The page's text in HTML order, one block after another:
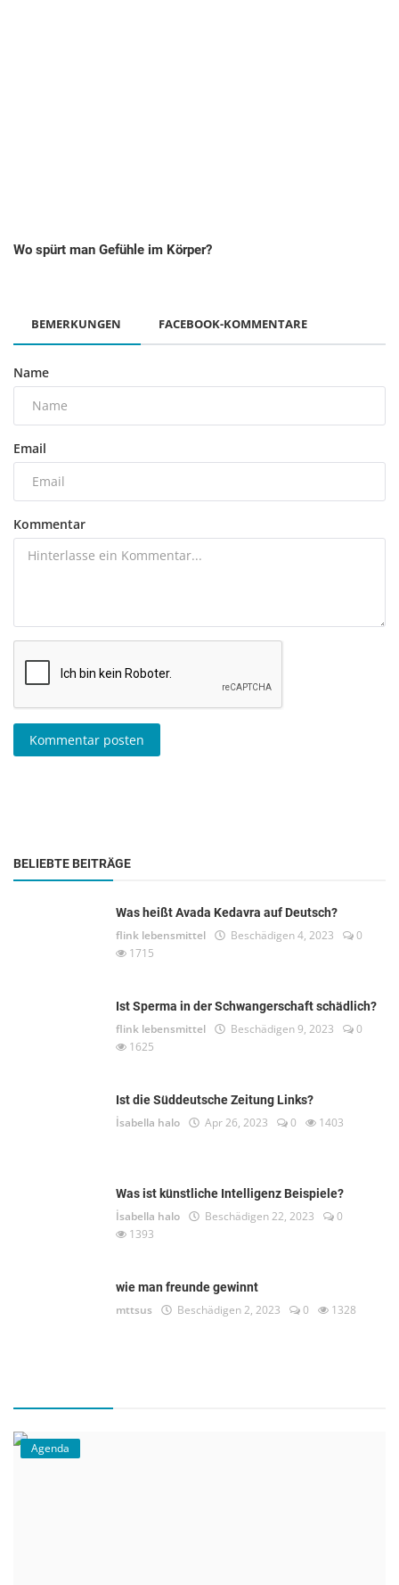
Wo spürt man Gefühle im Körper?
BEMERKUNGEN FACEBOOK-KOMMENTARE
Name
Email
Kommentar
Kommentar posten
BELIEBTE BEITRÄGE
Was heißt Avada Kedavra auf Deutsch?
flink lebensmittel Beschädigen 4, 2023
0
1715
Ist Sperma in der Schwangerschaft schädlich?
flink lebensmittel Beschädigen 9, 2023
0
1625
Ist die Süddeutsche Zeitung Links?
İsabella halo Apr 26, 2023 0 1403
Was ist künstliche Intelligenz Beispiele?
İsabella halo Beschädigen 22, 2023
0
1393
wie man freunde gewinnt
mttsus Beschädigen 2, 2023 0 1328
Agenda